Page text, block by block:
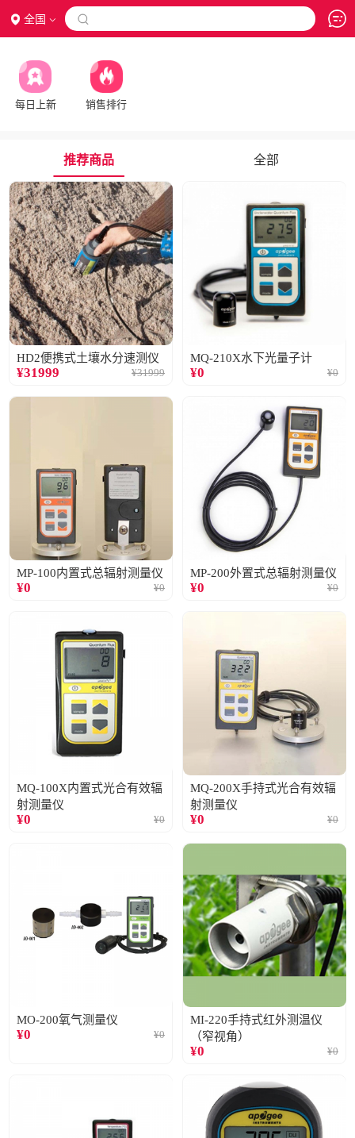
全国 
每日上新 销售排行
推荐商品 全部
HD2便携式土壤水分速测仪
¥31999 ¥31999
MQ-210X水下光量子计
¥0 ¥0
MP-100内置式总辐射测量仪
¥0 ¥0
MP-200外置式总辐射测量仪
¥0 ¥0
MQ-100X内置式光合有效辐
射测量仪
¥0 ¥0
MQ-200X手持式光合有效辐
射测量仪
¥0 ¥0
MO-200氧气测量仪
¥0 ¥0
MI-220手持式红外测温仪
（窄视角）
¥0 ¥0